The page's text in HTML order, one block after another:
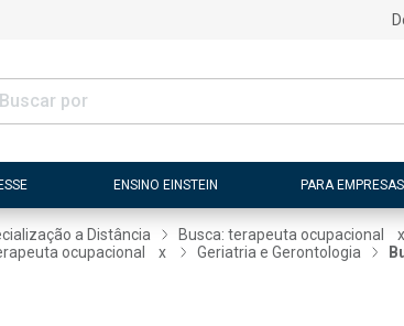
ENSINO EINSTEIN PARA EMPRESAS
a Distância Busca: terapeuta ocupacional x
ocupacional x Geriatria e Gerontologia